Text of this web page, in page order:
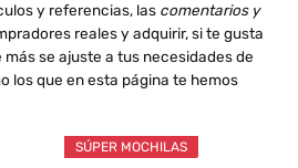
y referencias, las comentarios y
reales y adquirir, si te gusta
se ajuste a tus necesidades de
los que en esta página te hemos
SÚPER MOCHILAS